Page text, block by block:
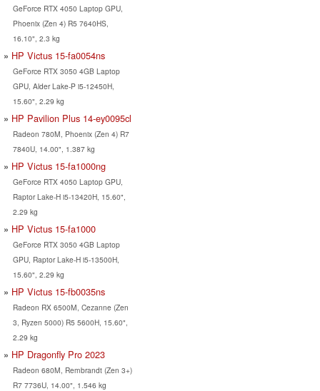
GeForce RTX 4050 Laptop GPU,
Phoenix (Zen 4) R5 7640HS,
16.10", 2.3 kg
HP Victus 15-fa0054ns
GeForce RTX 3050 4GB Laptop
GPU, Alder Lake-P i5-12450H,
15.60", 2.29 kg
HP Pavilion Plus 14-ey0095cl
Radeon 780M, Phoenix (Zen 4) R7
7840U, 14.00", 1.387 kg
HP Victus 15-fa1000ng
GeForce RTX 4050 Laptop GPU,
Raptor Lake-H i5-13420H, 15.60",
2.29 kg
HP Victus 15-fa1000
GeForce RTX 3050 4GB Laptop
GPU, Raptor Lake-H i5-13500H,
15.60", 2.29 kg
HP Victus 15-fb0035ns
Radeon RX 6500M, Cezanne (Zen
3, Ryzen 5000) R5 5600H, 15.60",
2.29 kg
HP Dragonfly Pro 2023
Radeon 680M, Rembrandt (Zen 3+)
R7 7736U, 14.00", 1.546 kg